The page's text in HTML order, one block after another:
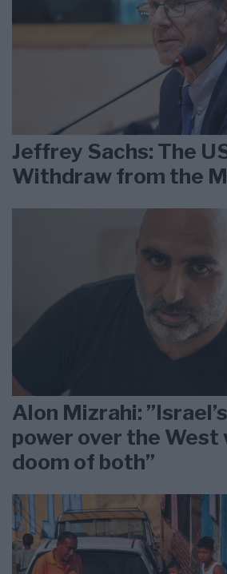
Jeffrey Sachs: The
Withdraw from the
Alon Mizrahi:
power over the West
doom of both”